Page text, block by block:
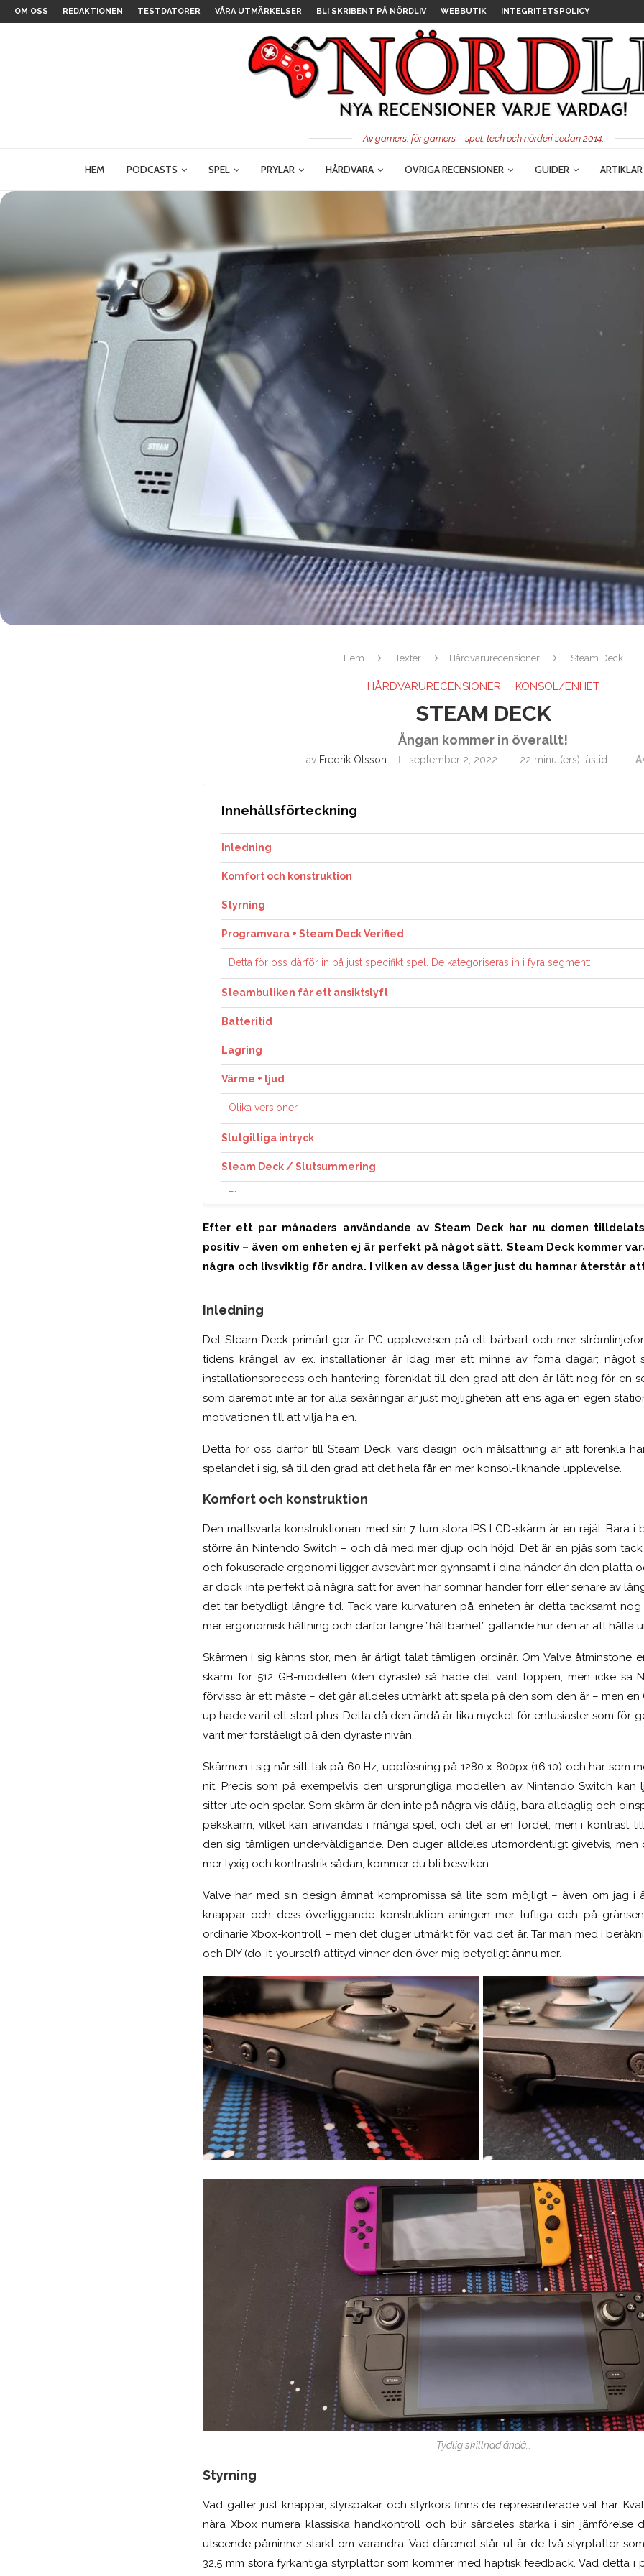
OM OSS REDAKTIONEN TESTDATORER VÅRA UTMÄRKELSER BLI SKRIBENT PÅ NÖRDLIV WEBBUTIK INTEGRITETSPOLICY
Av gamers, för gamers – spel, tech och nörderi sedan 2014.
HEM PODCASTS SPEL PRYLAR HÅRDVARA ÖVRIGA RECENSIONER GUIDER ARTIKLAR
Hem Texter Hårdvarurecensioner Steam Deck
HÅRDVARURECENSIONER KONSOL/ENHET
STEAM DECK
Ångan kommer in överallt!
av Fredrik Olsson september 2, 2022 22 minut(ers) lästid
Innehållsförteckning
Inledning
Komfort och konstruktion
Styrning
Programvara + Steam Deck Verified
Detta för oss därför in på just specifikt spel. De kategoriseras in i fyra segment:
Steambutiken får ett ansiktslyft
Batteritid
Lagring
Värme + ljud
Olika versioner
Slutgiltiga intryck
Steam Deck / Slutsummering
Plus
Minus
Efter ett par månaders användande av Steam Deck har nu domen
positiv – även om enheten ej är perfekt på något sätt. Steam Deck kommer
några och livsviktig för andra. I vilken av dessa läger just du hamnar återstår
Inledning
Det Steam Deck primärt ger är PC-upplevelsen på ett bärbart och mer
tidens krångel av ex. installationer är idag mer ett minne av forna dagar; något
installationsprocess och hantering förenklat till den grad att den är lätt nog för en
som däremot inte är för alla sexåringar är just möjligheten att ens äga en egen
motivationen till att vilja ha en.
Detta för oss därför till Steam Deck, vars design och målsättning är att förenkla
spelandet i sig, så till den grad att det hela får en mer konsol-liknande upplevelse.
Komfort och konstruktion
Den mattsvarta konstruktionen, med sin 7 tum stora IPS LCD-skärm är en rejäl. Bara
större än Nintendo Switch – och då med mer djup och höjd. Det är en pjäs som
och fokuserade ergonomi ligger avsevärt mer gynnsamt i dina händer än den platta
är dock inte perfekt på några sätt för även här somnar händer förr eller senare av
det tar betydligt längre tid. Tack vare kurvaturen på enheten är detta tacksamt
mer ergonomisk hållning och därför längre ”hållbarhet” gällande hur den är att hålla
Skärmen i sig känns stor, men är ärligt talat tämligen ordinär. Om Valve åtminstone
skärm för 512 GB-modellen (den dyraste) så hade det varit toppen, men icke sa
förvisso är ett måste – det går alldeles utmärkt att spela på den som den är – men en
up hade varit ett stort plus. Detta då den ändå är lika mycket för entusiaster som för
varit mer förståeligt på den dyraste nivån.
Skärmen i sig når sitt tak på 60 Hz, upplösning på 1280 x 800px (16:10) och har som
nit. Precis som på exempelvis den ursprungliga modellen av Nintendo Switch kan
sitter ute och spelar. Som skärm är den inte på några vis dålig, bara alldaglig och
pekskärm, vilket kan användas i många spel, och det är en fördel, men i kontrast till
den sig tämligen underväldigande. Den duger alldeles utomordentligt givetvis,
mer lyxig och kontrastrik sådan, kommer du bli besviken.
Valve har med sin design ämnat kompromissa så lite som möjligt – även om jag i
knappar och dess överliggande konstruktion aningen mer luftiga och på
ordinarie Xbox-kontroll – men det duger utmärkt för vad det är. Tar man med i
och DIY (do-it-yourself) attityd vinner den över mig betydligt ännu mer.
Tydlig skillnad ändå…
Styrning
Vad gäller just knappar, styrspakar och styrkors finns de representerade väl här.
nära Xbox numera klassiska handkontroll och blir särdeles starka i sin jämförelse
utseende påminner starkt om varandra. Vad däremot står ut är de två styrplattor
32,5 mm stora fyrkantiga styrplattor som kommer med haptisk feedback. Vad detta i